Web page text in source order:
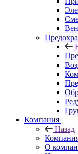
Компания
Назад
О